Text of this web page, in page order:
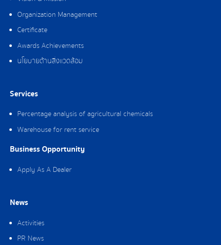
Organization Management
Certificate
Awards Achievements
นโยบายด้านสิ่งแวดล้อม
Services
Percentage analysis of agricultural chemicals
Warehouse for rent service
Business Opportunity
Apply As A Dealer
News
Activities
PR News